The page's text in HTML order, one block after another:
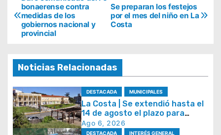
a
g
a
c
i
ó
Se preparan los festejos
por el mes del niño en La
Costa
bonaerense contra
medidas de los
gobiernos nacional y
provincial
Noticias Relacionadas
DESTACADA MUNICIPALES
La Costa | Se extendió hasta el
14 de agosto el plazo para
acceder al plan de
regularización de tasas
Ago 6, 2026
DESTACADA INTERÉS GENERAL